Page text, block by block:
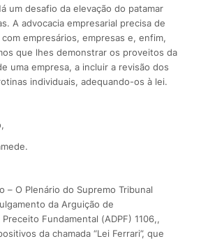
um desafio da elevação do patamar
A advocacia empresarial precisa de
empresários, empresas e, enfim,
que lhes demonstrar os proveitos da
uma empresa, a incluir a revisão dos
individuais, adequando-os à lei.
– O Plenário do Supremo Tribunal
da Arguição de
Fundamental (ADPF) 1106,,
da chamada “Lei Ferrari”, que